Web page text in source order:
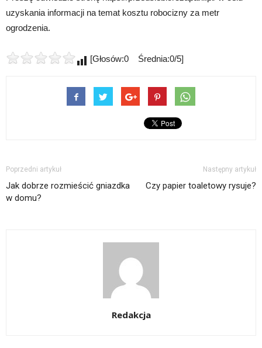
uzyskania informacji na temat kosztu robocizny za metr
ogrodzenia.
[Głosów:0 Średnia:0/5]
Poprzedni artykuł
Jak dobrze rozmieścić gniazdka
w domu?
Następny artykuł
Czy papier toaletowy rysuje?
Redakcja